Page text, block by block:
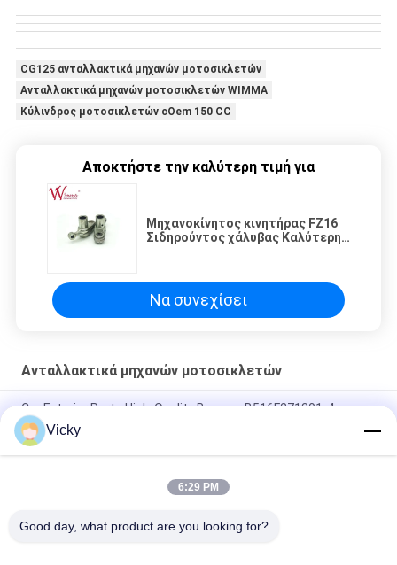
CG125 ανταλλακτικά μηχανών μοτοσικλετών
Ανταλλακτικά μηχανών μοτοσικλετών WIMMA
Κύλινδρος μοτοσικλετών cOem 150 CC
Αποκτήστε την καλύτερη τιμή για
Μηχανοκίνητος κινητήρας FZ16
Σιδηρούντος χάλυβας Καλύτερη
Να συνεχίσει
Ανταλλακτικά μηχανών μοτοσικλετών
Car Exterior Parts High-Quality Bumper B516F271301-4
CHANAN OSHAN​ Z6 Starry White
Αρχάριος κινητήρας Honda EX5 Εναλλακτικά για κινητήρα
Vicky
6:29 PM
Good day, what product are you looking for?